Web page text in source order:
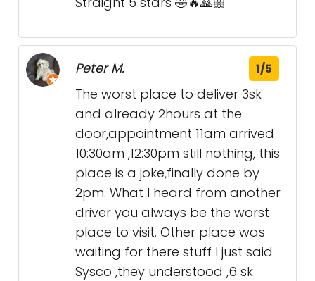
Peter M. 1/5
The worst place to deliver 3sk
and already 2hours at the
door,appointment 11am arrived
10:30am ,12:30pm still nothing, this
place is a joke,finally done by
2pm. What I heard from another
driver you always be the worst
place to visit. Other place was
waiting for there stuff I just said
Sysco ,they understood ,6 sk